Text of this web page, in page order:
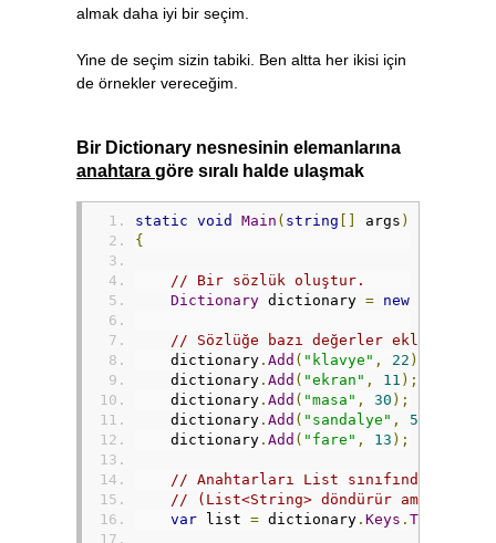
almak daha iyi bir seçim.
Yine de seçim sizin tabiki. Ben altta her ikisi için
de örnekler vereceğim.
Bir Dictionary nesnesinin elemanlarına
anahtara göre sıralı halde ulaşmak
static void Main ( string args )
{
// Bir sözlük oluştur.
Dictionary dictionary = new
// Sözlüğe bazı değerler ekle.
    dictionary
. Add ( "klavye" , 22 );
    dictionary
. Add ( "ekran" , 11 );
    dictionary
. Add ( "masa" , 30 );
    dictionary
. Add ( "sandalye" , 5
    dictionary
. Add ( "fare" , 13 );
// Anahtarları List sınıfından bir
// (List<String> döndürür ama
var list = dictionary . Keys . ToList